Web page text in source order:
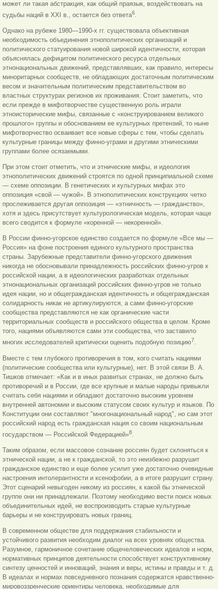
может ли такая абстракция, как общий праязык, воздействовать на
судьбы наций в XXI в., остается без ответа6.
Однако на рубеже 1980—1990-х гг. существовала объективная
необходимость объединения этнополитических организаций и
политического статуирования новой широкой идентичности, которая
объяснялась дефицитом политического ресурса отдельных
этнонациональных движений, представлявших, как правило, интересы
миноритарных сообществ, не обладающих достаточным политическим
весом и значительным политическим представительством во
властных структурах регионов их проживания. Стоит заметить, что
если прежде в мифотворчестве существенную роль играли
этноисторические мифы, связанные с «конструированием великого
прошлого» группы и обоснованием ее культурных претензий, то ныне
мифотворчество осваивает все новые сферы с тем, чтобы сделать
культурные границы между финно-уграми и другими этническими
группами более осязаемыми.
При этом стоит отметить, что и этнические мифы, и идеология
этнополитических движений строятся по одной принципиальной схеме
— схеме оппозиции. В генетических и культурных мифах это
оппозиция «свой — чужой». В этнополитических конструкциях четко
прослеживается другая оппозиция — «этничность — гражданство»,
хотя и здесь присутствует культурологическая модель, которая чаще
всего сводится к формуле «коренной — некоренной».
В России финно-угорское единство создается по формуле «Все мы —
Россия» на фоне построения единого культурного пространства
страны. Зарубежные представители финно-угорского движения
никогда не обосновывали принадлежность российских финно-угров к
российской нации, а в идеологических разработках отдельных
этнонациональных организаций российских финно-угров не только
идея нации, но и общегражданская идентичность и общегражданская
солидарность никак не артикулируются, а сами финно-угорские
сообщества представляются не как органические части
территориальных сообществ и российского общества в целом. Кроме
того, нациями объявляются сами эти сообщества, что заставило
многих исследователей критически оценить подобную позицию7.
Вместе с тем глубокого противоречия в том, кого считать нациями
(политические сообщества или культурные), нет. В этой связи В. А.
Тишков отмечает: «Как и в иных развитых странах, не должно быть
противоречий и в России, где все крупные и малые народы привыкли
считать себя нациями и обладают достаточно высоким уровнем
внутренней автономии и высоким статусом своих культур и языков. По
Конституции они составляют "многонациональный народ", но сам этот
российский народ есть гражданская нация со своим национальным
государством — Российской Федерацией»8.
Таким образом, если массовое сознание россиян будет склоняться к
этнической нации, а не к гражданской, то это неизбежно разрушит
гражданское единство и еще более усилит уже достаточно очевидные
настроения интолерантности и ксенофобии, а в итоге разрушит страну.
Этот сценарий невыгоден никому из россиян, к какой бы этнической
группе они ни принадлежали. Поэтому необходимо вести поиск новых
объединительных идей, не воспроизводить старые культурные
барьеры и не конструировать новых границ.
В современном обществе для поддержания стабильности и
устойчивого развития необходим диалог на всех уровнях общества.
Разумное, гармоничное сочетание общечеловеческих идеалов и норм,
нормативных принципов деятельности способствует конструктивному
синтезу ценностей и инноваций, знания и веры, истины и правды и т. д.
В идеалах и нормах повседневного познания содержатся нравственно-
мировоззренческие ориентиры человека, необходимые для